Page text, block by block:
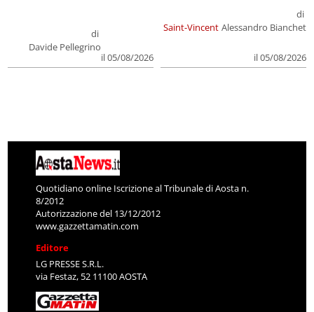
di
Davide Pellegrino
il 05/08/2026
Saint-Vincent
di
Alessandro Bianchet
il 05/08/2026
Quotidiano online Iscrizione al Tribunale di Aosta n.
8/2012
Autorizzazione del 13/12/2012
www.gazzettamatin.com
Editore
LG PRESSE S.R.L.
via Festaz, 52 11100 AOSTA